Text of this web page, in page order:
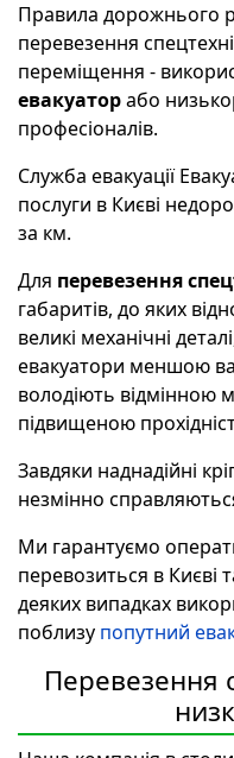
Правила дорожнього
перевезення
переміщення -
евакуаторабо
професіоналів.
Служба евакуації
послуги в Києві
за км.
Для перевезення
габаритів, до яких
великі механічні
евакуатори меншою
володіють відмінною
підвищеною
Завдяки наднадійні
незмінно
Ми гарантуємо
перевозиться в Києві
деяких випадках
поблизу попутний
Перевезення